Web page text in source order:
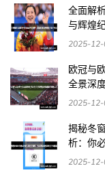
全面解
与辉煌
2025-
欧冠与
全景深
2025-
揭秘冬
析：你
2025-